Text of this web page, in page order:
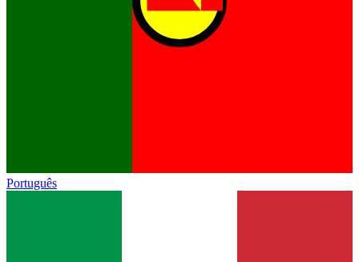
Português